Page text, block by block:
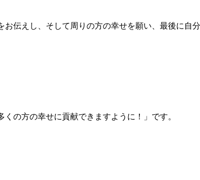
伝えし、そして周りの方の幸せを願い、最後に自
の方の幸せに貢献できますように！」です。